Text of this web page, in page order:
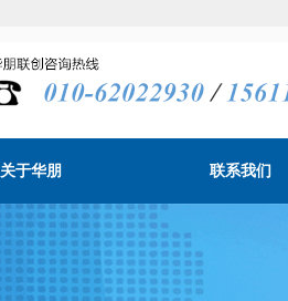
关于华朋 联系我们